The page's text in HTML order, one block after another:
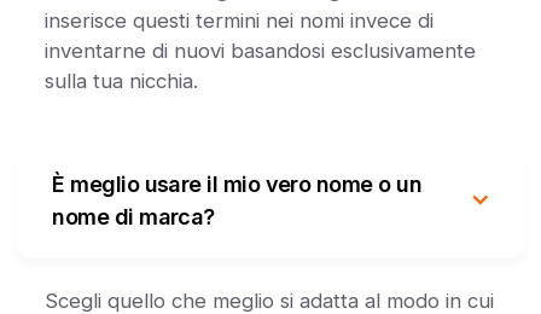
inserisce questi termini nei nomi invece di
inventarne di nuovi basandosi esclusivamente
sulla tua nicchia.
È meglio usare il mio vero nome o un
nome di marca?
Scegli quello che meglio si adatta al modo in cui